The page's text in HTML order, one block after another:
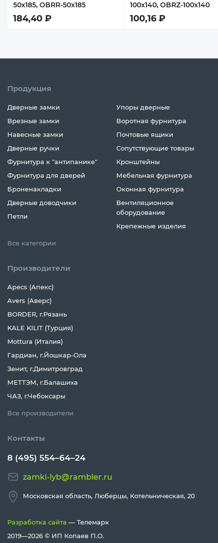
50х185, OBRR-50x185
184,40 ₽
100х140, OBRZ-100x140
100,16 ₽
Продукция
Дверные замки
Врезные замки
Навесные замки
Дверные ручки
Фурнитура к "антипанике"
Фурнитура для дверей
Броненакладки
Дверные доводчики
Петли
Упоры дверные
Воротная фурнитура
Почтовые ящики
Сопутствующие товары
Кронштейны
Мебельная фурнитура
Оконная фурнитура
Вентиляционное
оборудование
Крепежные изделия
Все категории
Производители
Apecs (Апекс)
Avers (Аверс)
BORDER, г.Рязань
KALE KILIT (Турция)
Mottura (Италия)
Гардиан, г.Йошкар-Ола
Зенит, г.Димитровград
МЕТТЭМ, г.Балашиха
ЧАЗ, г.Чебоксары
Все производители
Контакты
8 (495) 554–64–24
zamki-lyb@rambler.ru
Московская область, Люберцы, Котельническая, 20
Разработка сайта — Телемарк
2019—2026 © ИП Копаев П.О.